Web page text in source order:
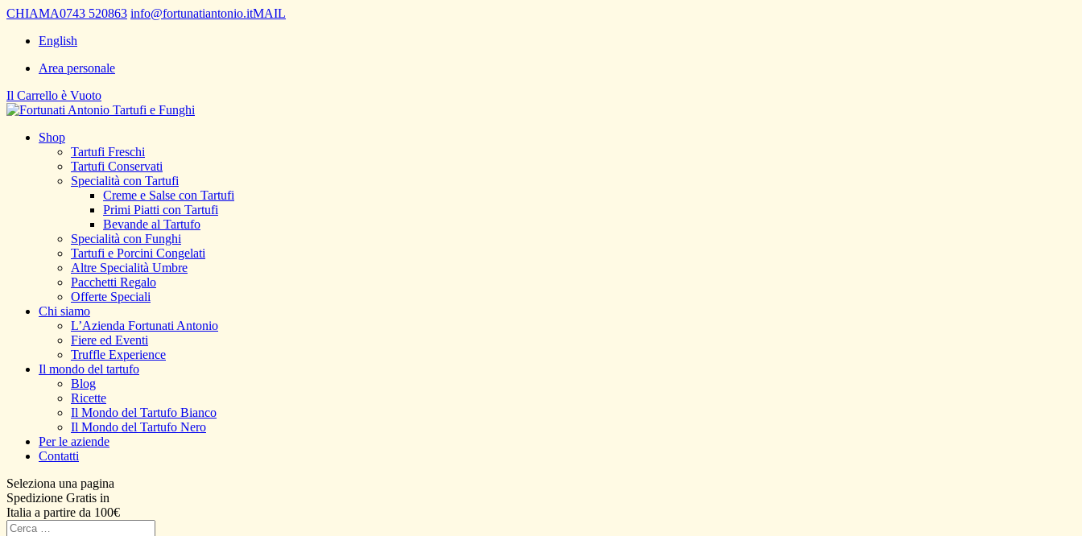
CHIAMA0743 520863 info@fortunatiantonio.itMAIL
English
Area personale
Il Carrello è Vuoto
Shop
Tartufi Freschi
Tartufi Conservati
Specialità con Tartufi
Creme e Salse con Tartufi
Primi Piatti con Tartufi
Bevande al Tartufo
Specialità con Funghi
Tartufi e Porcini Congelati
Altre Specialità Umbre
Pacchetti Regalo
Offerte Speciali
Chi siamo
L’Azienda Fortunati Antonio
Fiere ed Eventi
Truffle Experience
Il mondo del tartufo
Blog
Ricette
Il Mondo del Tartufo Bianco
Il Mondo del Tartufo Nero
Per le aziende
Contatti
Seleziona una pagina
Spedizione Gratis in
Italia a partire da 100€